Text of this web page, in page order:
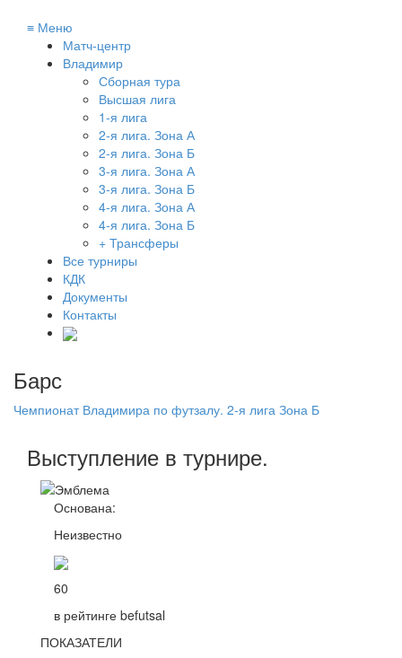
≡ Меню
Матч-центр
Владимир
Сборная тура
Высшая лига
1-я лига
2-я лига. Зона А
2-я лига. Зона Б
3-я лига. Зона А
3-я лига. Зона Б
4-я лига. Зона А
4-я лига. Зона Б
+ Трансферы
Все турниры
КДК
Документы
Контакты
Барс
Чемпионат Владимира по футзалу. 2-я лига Зона Б
Выступление в турнире.
Основана:
Неизвестно
60
в рейтинге befutsal
ПОКАЗАТЕЛИ